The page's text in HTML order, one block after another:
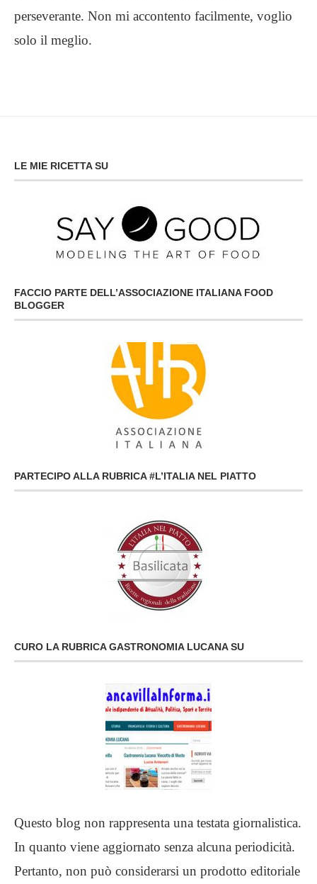
perseverante. Non mi accontento facilmente, voglio
solo il meglio.
LE MIE RICETTA SU
FACCIO PARTE DELL’ASSOCIAZIONE ITALIANA FOOD
BLOGGER
PARTECIPO ALLA RUBRICA #L’ITALIA NEL PIATTO
CURO LA RUBRICA GASTRONOMIA LUCANA SU
Questo blog non rappresenta una testata giornalistica.
In quanto viene aggiornato senza alcuna periodicità.
Pertanto, non può considerarsi un prodotto editoriale